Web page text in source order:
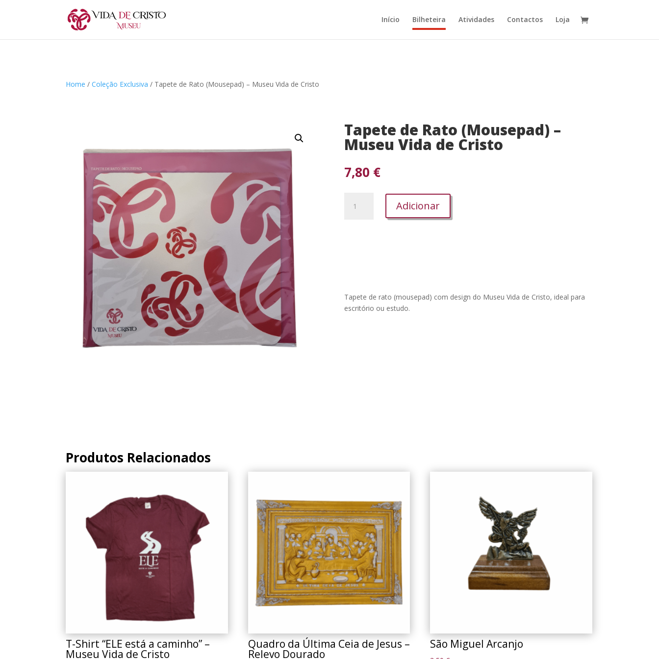
Início Bilheteira Atividades Contactos Loja
Home /Coleção Exclusiva / Tapete de Rato (Mousepad) – Museu Vida de Cristo
Tapete de Rato (Mousepad) –
Museu Vida de Cristo
7,80 €
de
Cristo
Adicionar
Tapete de rato (mousepad) com design do Museu Vida de Cristo, ideal para
escritório ou estudo.
Produtos Relacionados
T-Shirt “ELE está a caminho” –
Museu Vida de Cristo
Quadro da Última Ceia de Jesus –
Relevo Dourado
São Miguel Arcanjo